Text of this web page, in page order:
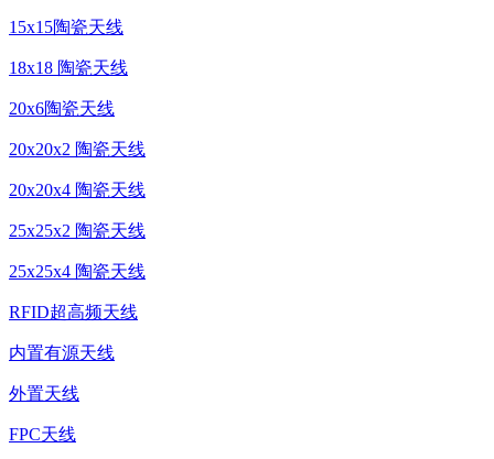
15x15陶瓷天线
18x18 陶瓷天线
20x6陶瓷天线
20x20x2 陶瓷天线
20x20x4 陶瓷天线
25x25x2 陶瓷天线
25x25x4 陶瓷天线
RFID超高频天线
内置有源天线
外置天线
FPC天线